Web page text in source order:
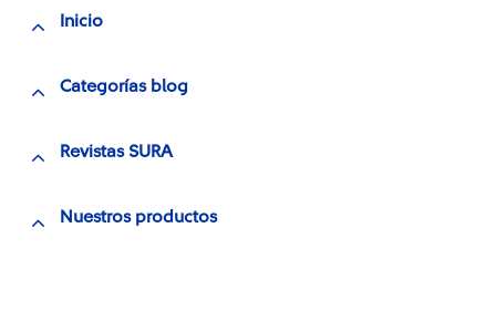
Inicio
Categorías blog
Revistas SURA
Nuestros productos